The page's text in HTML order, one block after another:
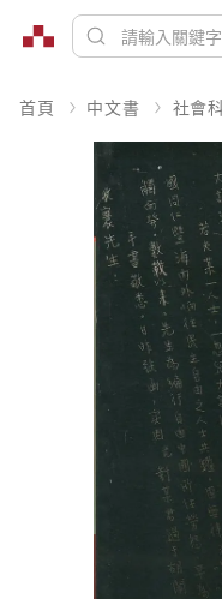
首頁 中文書 社會